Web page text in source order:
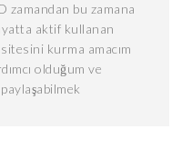
zamandan bu zamana
aktif kullanan
kurma amacım
olduğum ve